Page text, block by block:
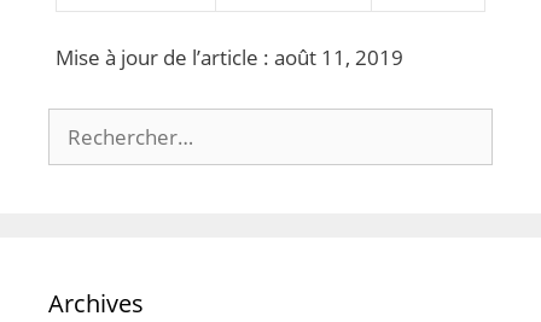
Mise à jour de l’article : août 11, 2019
Rechercher :
Archives